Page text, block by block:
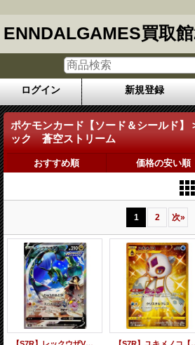
ENNDALGAMES買取
ログイン 新規登録
ポケモンカード【ソード＆シールド】
ック 蒼空ストリーム
おすすめ順 価格の安い順
1 2 次»